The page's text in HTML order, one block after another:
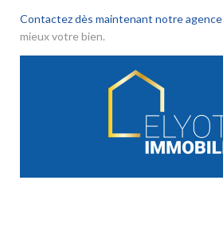
Contactez dès maintenant notre agence
mieux votre bien.